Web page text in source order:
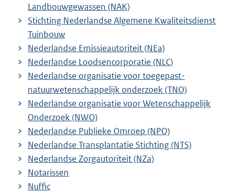
Landbouwgewassen (NAK)
Stichting Nederlandse Algemene Kwaliteitsdienst
Tuinbouw
Nederlandse Emissieautoriteit (NEa)
Nederlandse Loodsencorporatie (NLC)
Nederlandse organisatie voor toegepast-
natuurwetenschappelijk onderzoek (TNO)
Nederlandse organisatie voor Wetenschappelijk
Onderzoek (NWO)
Nederlandse Publieke Omroep (NPO)
Nederlandse Transplantatie Stichting (NTS)
Nederlandse Zorgautoriteit (NZa)
Notarissen
Nuffic